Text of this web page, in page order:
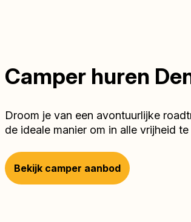
Camper huren
Droom je van een avontuurlijke
de ideale manier om in alle vrijheid
Bekijk camper aanbod